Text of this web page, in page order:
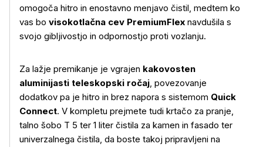
omogoča hitro in enostavno menjavo čistil, medtem ko
vas bo visokotlačna cev PremiumFlex navdušila s
svojo gibljivostjo in odpornostjo proti vozlanju.
Za lažje premikanje je vgrajen kakovosten
aluminijasti teleskopski ročaj, povezovanje
dodatkov pa je hitro in brez napora s sistemom Quick
Connect. V kompletu prejmete tudi krtačo za pranje,
talno šobo T 5 ter 1 liter čistila za kamen in fasado ter
univerzalnega čistila, da boste takoj pripravljeni na